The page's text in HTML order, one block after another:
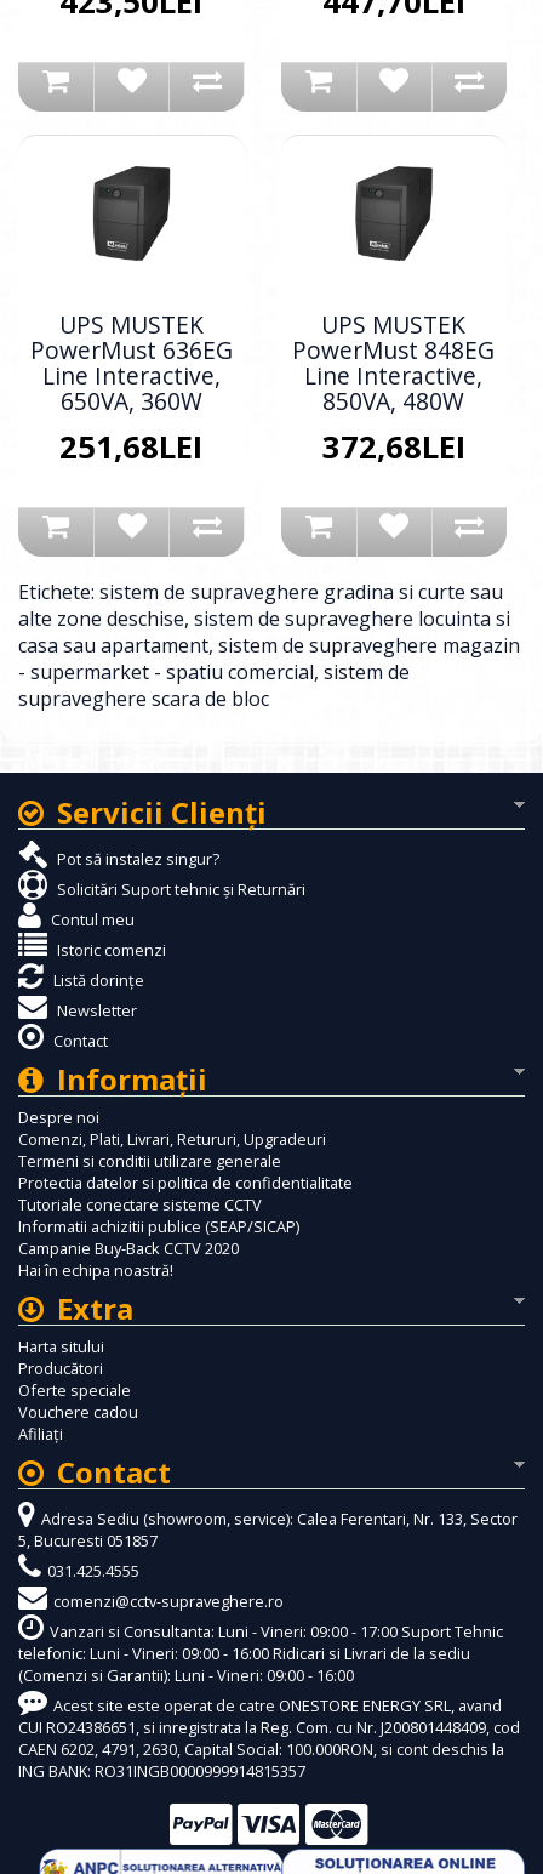
UPS MUSTEK
PowerMust 636EG
Line Interactive,
650VA, 360W
251,68LEI
UPS MUSTEK
PowerMust 848EG
Line Interactive,
850VA, 480W
372,68LEI
Etichete: sistem de supraveghere gradina si curte sau
alte zone deschise, sistem de supraveghere locuinta si
casa sau apartament, sistem de supraveghere magazin
- supermarket - spatiu comercial, sistem de
supraveghere scara de bloc
Servicii Clienţi
Pot să instalez singur?
Solicitări Suport tehnic și Returnări
Contul meu
Istoric comenzi
Listă dorințe
Newsletter
Contact
Informaţii
Despre noi
Comenzi, Plati, Livrari, Retururi, Upgradeuri
Termeni si conditii utilizare generale
Protectia datelor si politica de confidentialitate
Tutoriale conectare sisteme CCTV
Informatii achizitii publice (SEAP/SICAP)
Campanie Buy-Back CCTV 2020
Hai în echipa noastră!
Extra
Harta sitului
Producători
Oferte speciale
Vouchere cadou
Afiliaţi
Contact
Adresa Sediu (showroom, service): Calea Ferentari, Nr. 133, Sector
5, Bucuresti 051857
031.425.4555
comenzi@cctv-supraveghere.ro
Vanzari si Consultanta: Luni - Vineri: 09:00 - 17:00 Suport Tehnic
telefonic: Luni - Vineri: 09:00 - 16:00 Ridicari si Livrari de la sediu
(Comenzi si Garantii): Luni - Vineri: 09:00 - 16:00
Acest site este operat de catre ONESTORE ENERGY SRL, avand
CUI RO24386651, si inregistrata la Reg. Com. cu Nr. J200801448409, cod
CAEN 6202, 4791, 2630, Capital Social: 100.000RON, si cont deschis la
ING BANK: RO31INGB0000999914815357